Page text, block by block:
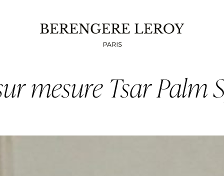
mesure Tsar Palm